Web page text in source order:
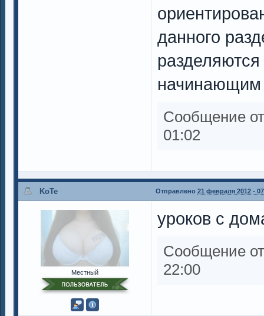
данного
начинающим
Сообщение
01:02
KoTe Отправлено 21 февраля 2012 -
Местный
уроков с
Сообщение
22:00